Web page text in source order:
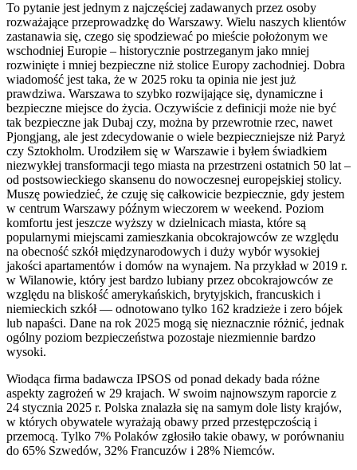
To pytanie jest jednym z najczęściej zadawanych przez osoby
rozważające przeprowadzkę do Warszawy. Wielu naszych klientów
zastanawia się, czego się spodziewać po mieście położonym we
wschodniej Europie – historycznie postrzeganym jako mniej
rozwinięte i mniej bezpieczne niż stolice Europy zachodniej. Dobra
wiadomość jest taka, że ​​w 2025 roku ta opinia nie jest już
prawdziwa. Warszawa to szybko rozwijające się, dynamiczne i
bezpieczne miejsce do życia. Oczywiście z definicji może nie być
tak bezpieczne jak Dubaj czy, można by przewrotnie rzec, nawet
Pjongjang, ale jest zdecydowanie o wiele bezpieczniejsze niż Paryż
czy Sztokholm. Urodziłem się w Warszawie i byłem świadkiem
niezwykłej transformacji tego miasta na przestrzeni ostatnich 50 lat –
od postsowieckiego skansenu do nowoczesnej europejskiej stolicy.
Muszę powiedzieć, że czuję się całkowicie bezpiecznie, gdy jestem
w centrum Warszawy późnym wieczorem w weekend. Poziom
komfortu jest jeszcze wyższy w dzielnicach miasta, które są
popularnymi miejscami zamieszkania obcokrajowców ze względu
na obecność szkół międzynarodowych i duży wybór wysokiej
jakości apartamentów i domów na wynajem. Na przykład w 2019 r.
w Wilanowie, który jest bardzo lubiany przez obcokrajowców ze
względu na bliskość amerykańskich, brytyjskich, francuskich i
niemieckich szkół — odnotowano tylko 162 kradzieże i zero bójek
lub napaści. Dane na rok 2025 mogą się nieznacznie różnić, jednak
ogólny poziom bezpieczeństwa pozostaje niezmiennie bardzo
wysoki.
Wiodąca firma badawcza IPSOS od ponad dekady bada różne
aspekty zagrożeń w 29 krajach. W swoim najnowszym raporcie z
24 stycznia 2025 r. Polska znalazła się na samym dole listy krajów,
w których obywatele wyrażają obawy przed przestępczością i
przemocą. Tylko 7% Polaków zgłosiło takie obawy, w porównaniu
do 65% Szwedów, 32% Francuzów i 28% Niemców.